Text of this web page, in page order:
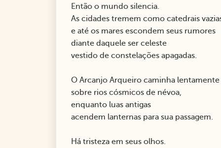
Então o mundo silencia.
As cidades tremem como catedrais
e até os mares escondem seus rumores
diante daquele ser celeste
vestido de constelações apagadas.
O Arcanjo Arqueiro caminha lentamente
sobre rios cósmicos de névoa,
enquanto luas antigas
acendem lanternas para sua passagem.
Há tristeza em seus olhos.